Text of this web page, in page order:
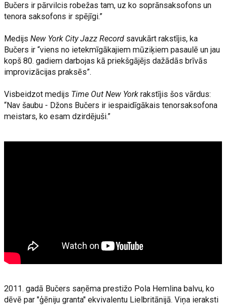
Bučers ir pārvilcis robežas tam, uz ko soprānsaksofons un
tenora saksofons ir spējīgi.”
MedijsNew York City Jazz Record savukārt rakstījis, ka
Bučers ir “viens no ietekmīgākajiem mūziķiem pasaulē un jau
kopš 80. gadiem darbojas kā priekšgājējs dažādās brīvās
improvizācijas praksēs”.
Visbeidzot medijs Time Out New York rakstījis šos vārdus:
“Nav šaubu - Džons Bučers ir iespaidīgākais tenorsaksofona
meistars, ko esam dzirdējuši.”
2011. gadā Bučers saņēma prestižo Pola Hemlina balvu, ko
dēvē par "ģēniju granta" ekvivalentu Lielbritānijā. Viņa ieraksti